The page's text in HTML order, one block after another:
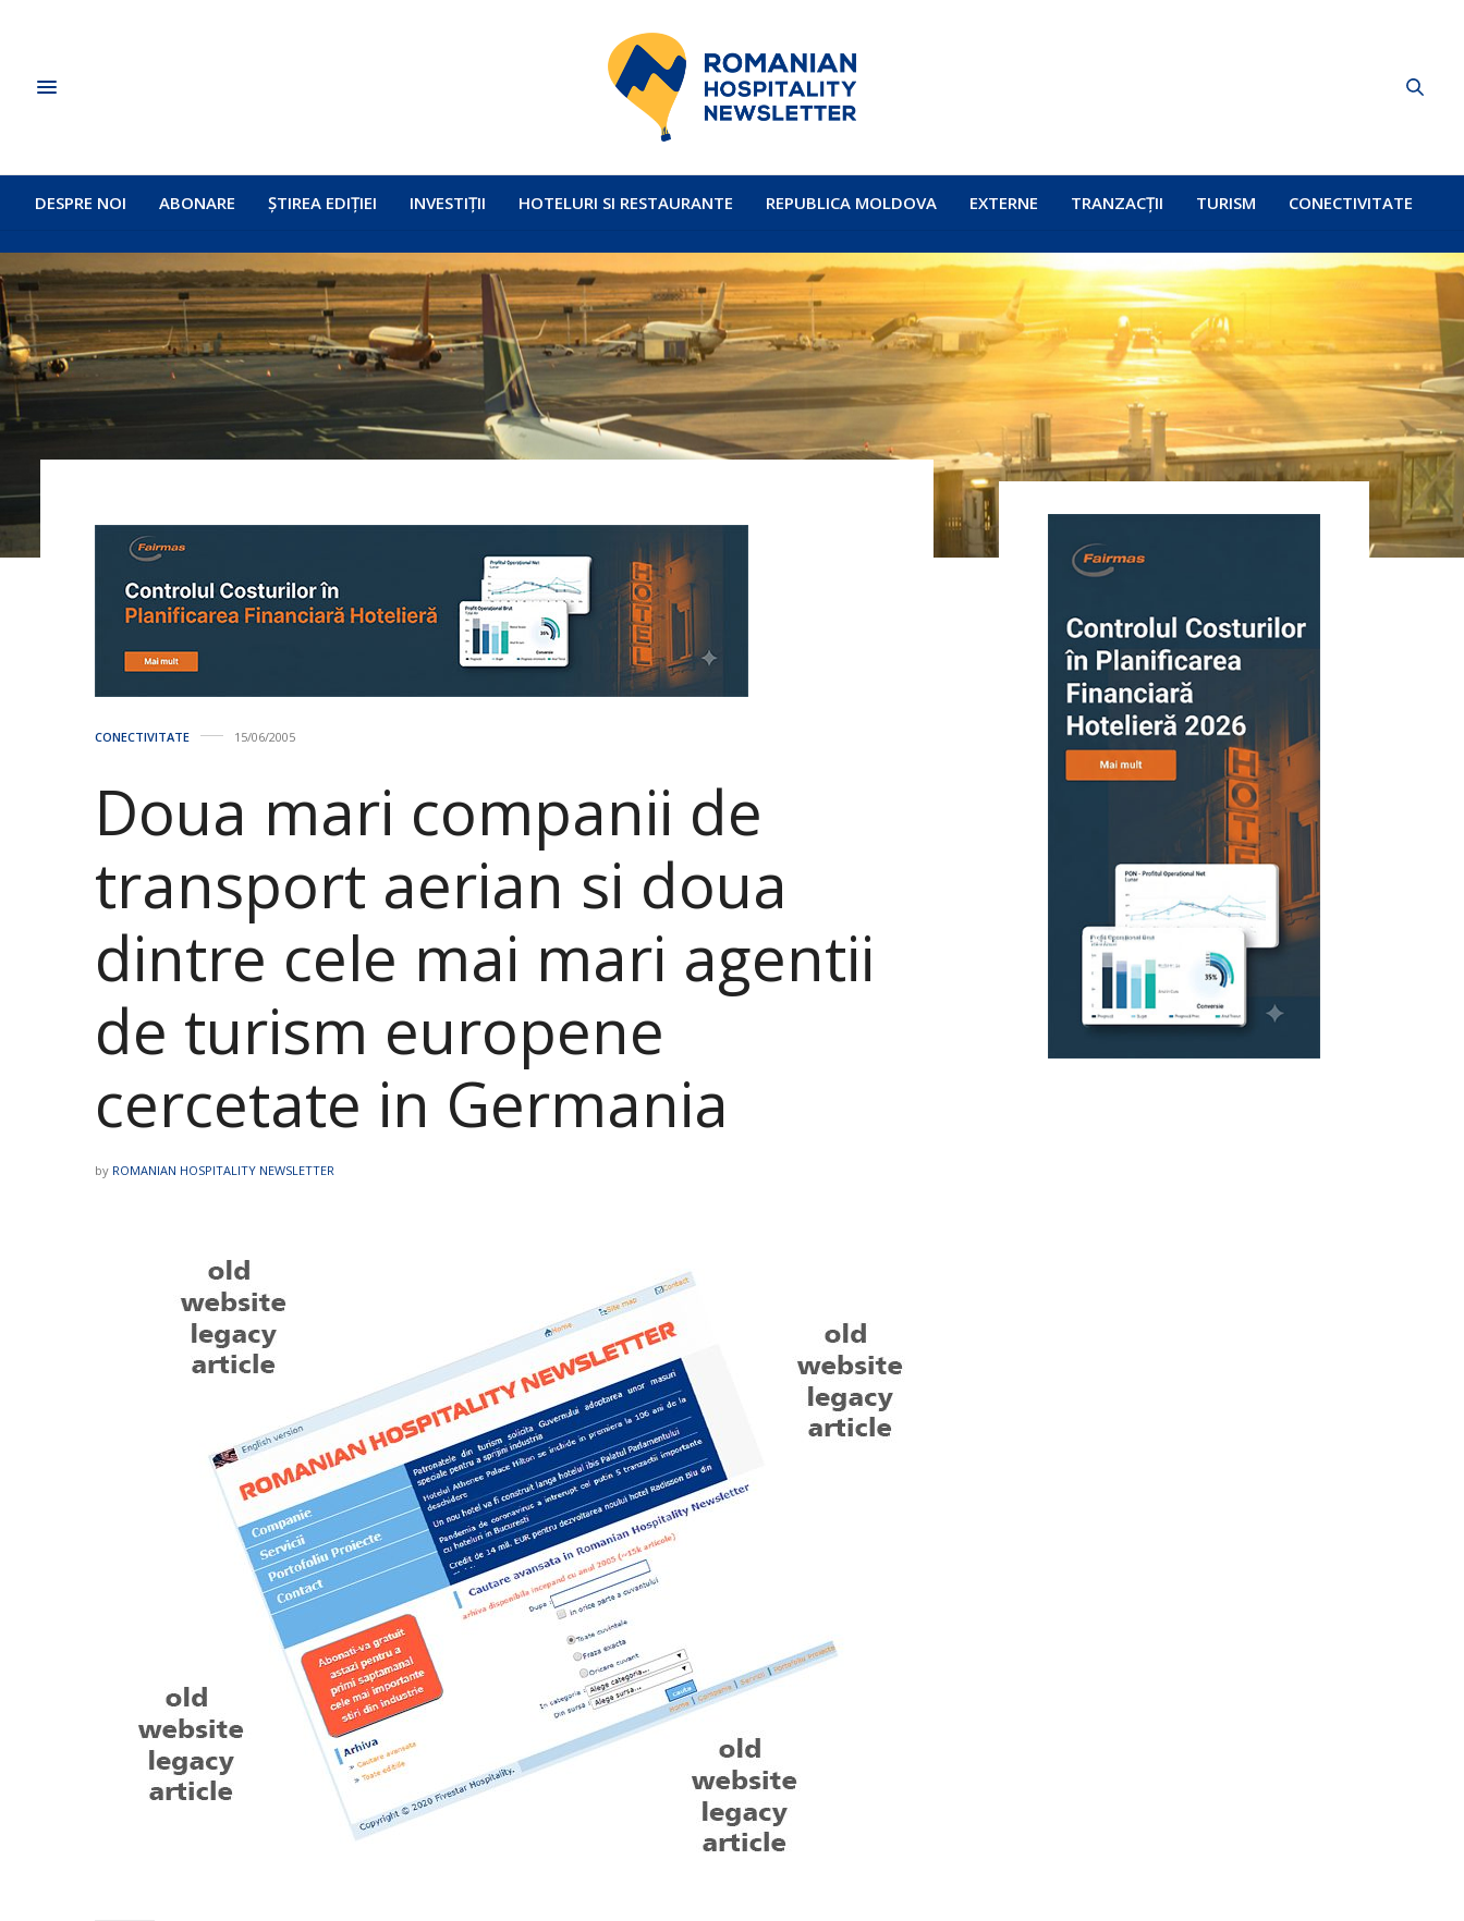
DESPRE NOI ABONARE ȘTIREA EDIȚIEI INVESTIȚII HOTELURI SI RESTAURANTE REPUBLICA MOLDOVA EXTERNE TRANZACȚII TURISM CONECTIVITATE
CONECTIVITATE 15/06/2005
Doua mari companii de
transport aerian si doua
dintre cele mai mari agentii
de turism europene
cercetate in Germania
by ROMANIAN HOSPITALITY NEWSLETTER